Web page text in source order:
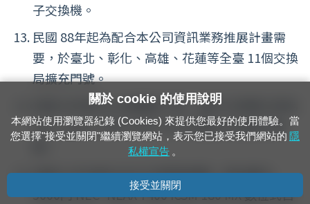
子交換機。
民國 88年起為配合本公司資訊業務推展計畫需
要，於臺北、彰化、高雄、花蓮等全臺 11個交換
局擴充門號。
民國 89年配合山線雙軌工程，臺中交換機汰換為
NEC- NEAX 7400 ICSM 140 MX數位式自動交換
機。
民國 91年為配合本公司業務需要，新設臺北
5000門 NEC- NEAX 7400 ICSM 180 MX 數位式自
關於 cookie 的使用說明
本網站使用瀏覽器紀錄 (Cookies) 來提供您最好的使用體驗。當
您選擇"接受並關閉"繼續瀏覽網站，表示您已接受我們網站的 隱
私權宣告 。
接受並關閉